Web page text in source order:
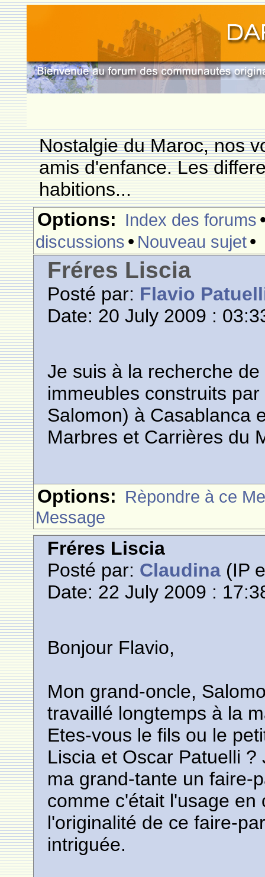
Nostalgie du Maroc, nos
amis d'enfance. Les
habitions...
Options: Index des forums
discussions • Nouveau sujet•
Fréres Liscia
Posté par: Flavio
Date: 20 July 2009 :
Je suis à la recherche
immeubles construits
Salomon) à Casablanca
Marbres et Carrières du
Options: Rèpondre à ce
Message
Fréres Liscia
Posté par: Claudina (IP
Date: 22 July 2009 :
Bonjour Flavio,
Mon grand-oncle,
travaillé longtemps à la
Etes-vous le fils ou le
Liscia et Oscar Patuelli
ma grand-tante un faire-
comme c'était l'usage
l'originalité de ce faire-
intriguée.